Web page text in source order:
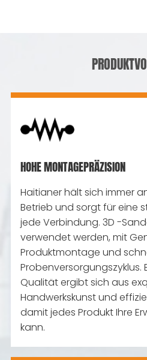
HOHE MONTAGEPRÄZISION
Haitianer hält sich immer
Betrieb und sorgt für eine
jede Verbindung. 3D -
verwendet werden, mit
Produktmontage und
Probenversorgungszyklus.
Qualität ergibt sich aus
Handwerkskunst und
damit jedes Produkt Ihre
kann.